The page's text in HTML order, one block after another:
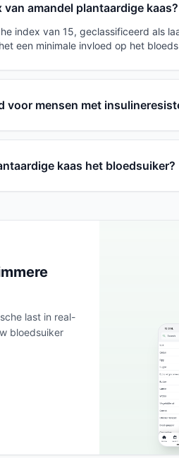
amandel plantaardige kaas?
index van 15, geclassificeerd als
een minimale invloed op het
voor mensen met
kaas het bloedsuiker?
last in real-
bloedsuiker